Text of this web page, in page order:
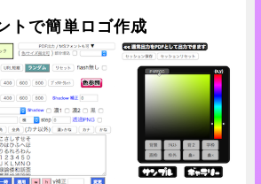
トで簡単ロゴ作成